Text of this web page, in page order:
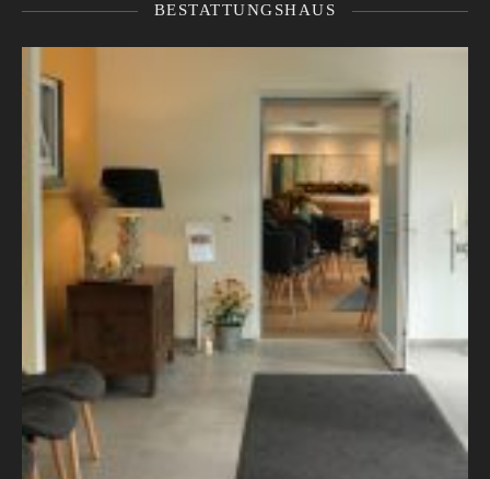
BESTATTUNGSHAUS